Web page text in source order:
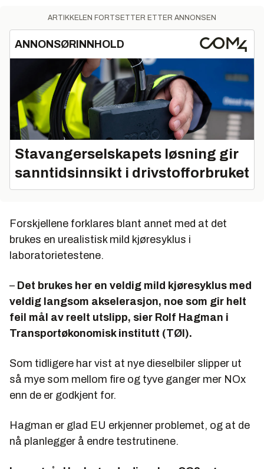
ARTIKKELEN FORTSETTER ETTER ANNONSEN
ANNONSØRINNHOLD
Stavangerselskapets løsning gir
sanntidsinnsikt i drivstofforbruket
Forskjellene forklares blant annet med at det
brukes en urealistisk mild kjøresyklus i
laboratorietestene.
– Det brukes her en veldig mild kjøresyklus med
veldig langsom akselerasjon, noe som gir helt
feil mål av reelt utslipp, sier Rolf Hagman i
Transportøkonomisk institutt (TØI).
Som tidligere har vist at nye dieselbiler slipper ut
så mye som mellom fire og tyve ganger mer NOx
enn de er godkjent for.
Hagman er glad EU erkjenner problemet, og at de
nå planlegger å endre testrutinene.